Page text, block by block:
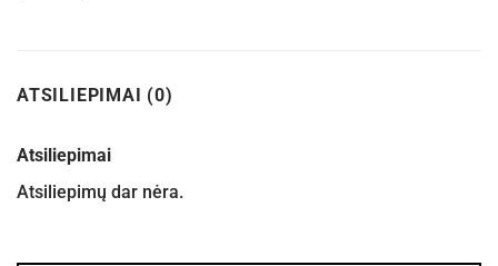
ATSILIEPIMAI (0)
Atsiliepimai
Atsiliepimų dar nėra.